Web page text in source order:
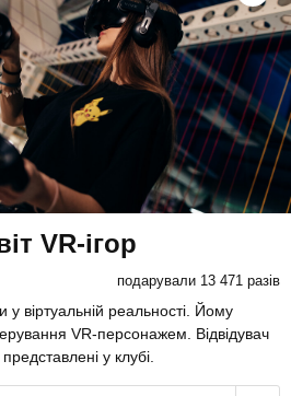
VR-ігор
подарували 13 471 разів
віртуальній реальності. Йому
VR-персонажем. Відвідувач
у клубі.